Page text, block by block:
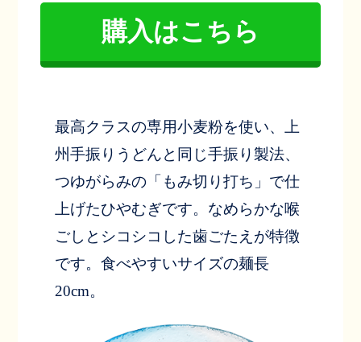
購入はこちら
最高クラスの専用小麦粉を使い、上
州手振りうどんと同じ手振り製法、
つゆがらみの「もみ切り打ち」で仕
上げたひやむぎです。なめらかな喉
ごしとシコシコした歯ごたえが特徴
です。食べやすいサイズの麺長
20cm。